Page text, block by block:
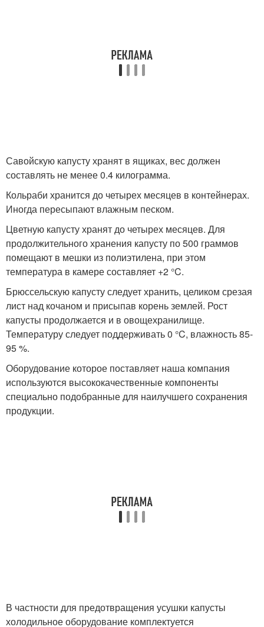
Савойскую капусту хранят в ящиках, вес должен
составлять не менее 0.4 килограмма.
Кольраби хранится до четырех месяцев в контейнерах.
Иногда пересыпают влажным песком.
Цветную капусту хранят до четырех месяцев. Для
продолжительного хранения капусту по 500 граммов
помещают в мешки из полиэтилена, при этом
температура в камере составляет +2 °C.
Брюссельскую капусту следует хранить, целиком срезая
лист над кочаном и присыпав корень землей. Рост
капусты продолжается и в овощехранилище.
Температуру следует поддерживать 0 °C, влажность 85-
95 %.
Оборудование которое поставляет наша компания
используются высококачественные компоненты
специально подобранные для наилучшего сохранения
продукции.
В частности для предотвращения усушки капусты
холодильное оборудование комплектуется